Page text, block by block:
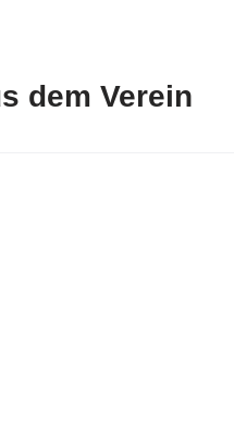
dem Verein